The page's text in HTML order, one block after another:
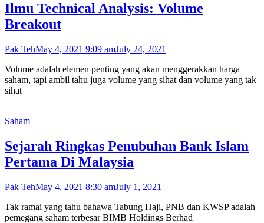
Ilmu Technical Analysis: Volume
Breakout
Pak TehMay 4, 2021 9:09 amJuly 24, 2021
Volume adalah elemen penting yang akan menggerakkan harga
saham, tapi ambil tahu juga volume yang sihat dan volume yang tak
sihat
Saham
Sejarah Ringkas Penubuhan Bank Islam
Pertama Di Malaysia
Pak TehMay 4, 2021 8:30 amJuly 1, 2021
Tak ramai yang tahu bahawa Tabung Haji, PNB dan KWSP adalah
pemegang saham terbesar BIMB Holdings Berhad